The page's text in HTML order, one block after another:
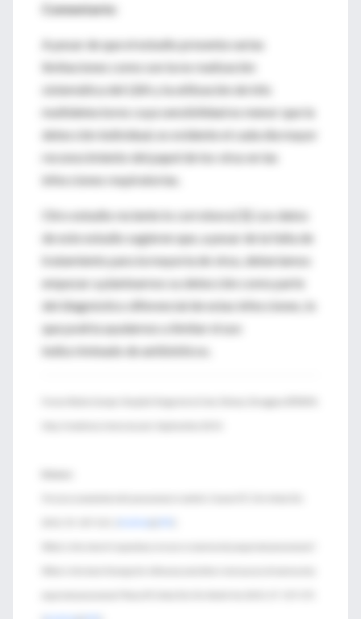
Comentario:
A pesar de que el estudio presenta varias
limitaciones como son la no realización
sistemática del LBA y la utilización de kits
multidetectores cuya sensibilidad es menor que la
detección individual, es evidente el cada día mayor
reconocimiento del papel de los virus en las
infecciones respiratorias.
Otro estudio reciente lo corrobora [3]. Los datos
de este estudio sugieren que, a pesar de la falta de
tratamiento para la mayoría de virus, deberíamos
empezar a plantearnos su detección como parte
del diagnóstico diferencial de estas infecciones, lo
que podría ayudarnos a limitar el uso
indiscriminado de antibióticos.